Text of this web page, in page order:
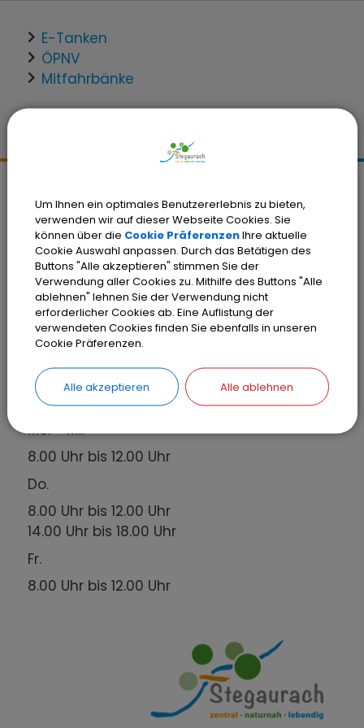
E-Tanken
ÖPNV
Mitfahrbänke
Kontakt
Gemeinde Stegaurach
Schloßplatz 1
96135 Stegaurach
Tel.:(0951) 99222-0
Fax: (0951) 99222-66
E-Mail:verwaltung@stegaurach.de
Öffnungszeiten
Mo. - Mi.
8.00 Uhr bis 12.00 Uhr
Do.
8.00 Uhr bis 12.00 Uhr
14.00 Uhr bis 18.00 Uhr
Fr.
8.00 Uhr bis 12.00 Uhr
Um Ihnen ein optimales Benutzererlebnis zu bieten,
verwenden wir auf dieser Webseite Cookies. Sie
können über die Cookie PräferenzenIhre aktuelle
Cookie Auswahl anpassen. Durch das Betätigen des
Buttons "Alle akzeptieren" stimmen Sie der
Verwendung aller Cookies zu. Mithilfe des Buttons "Alle
ablehnen" lehnen Sie der Verwendung nicht
erforderlicher Cookies ab. Eine Auflistung der
verwendeten Cookies finden Sie ebenfalls in unseren
Cookie Präferenzen.
Alle akzeptieren Alle ablehnen